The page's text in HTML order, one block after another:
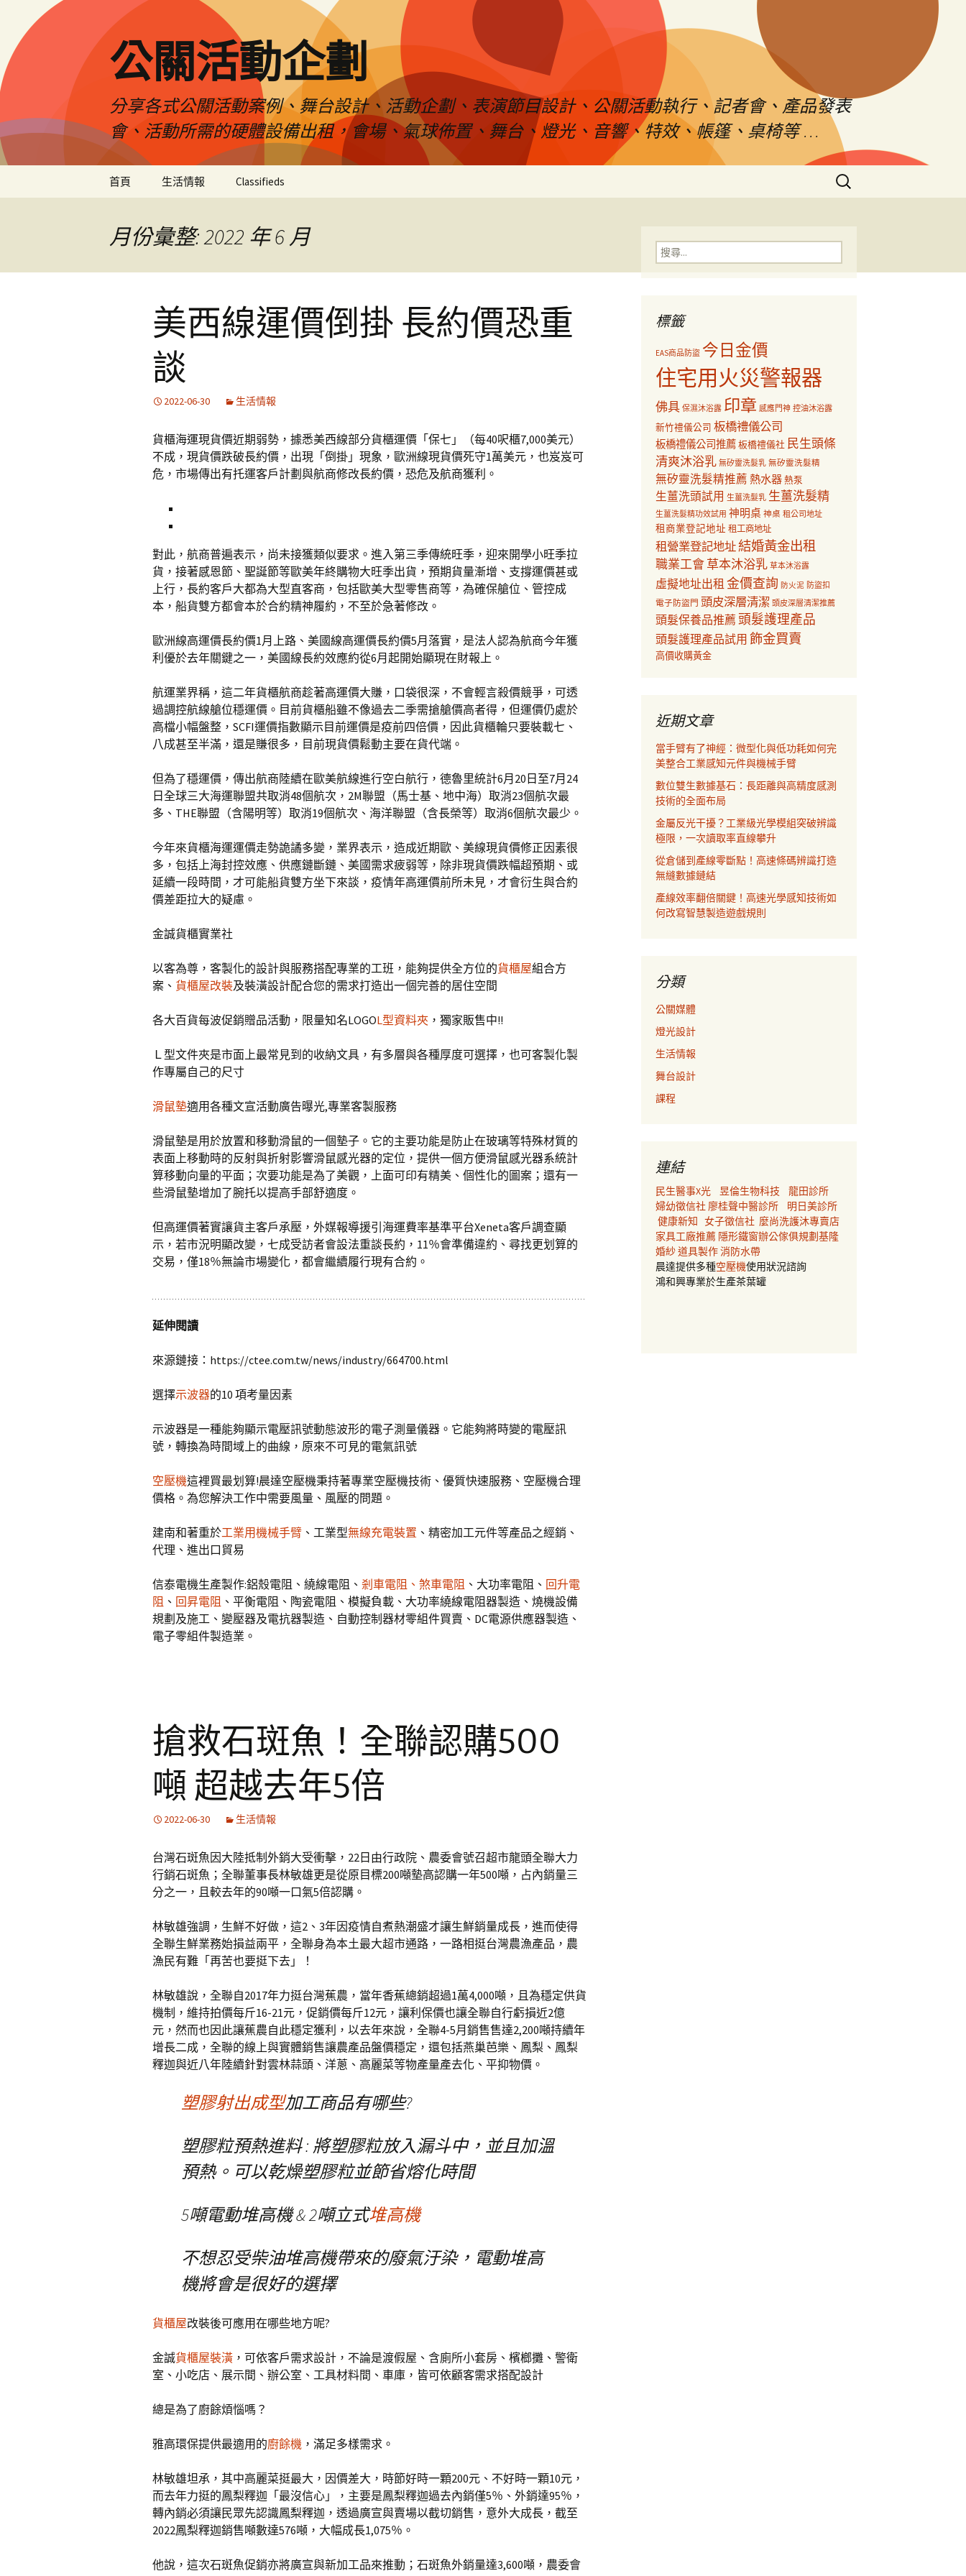
公關活動企劃
分享各式公關活動案例、舞台設計、活動企劃、表演節目設計、公關活動執行、記者會、產品發表
會、活動所需的硬體設備出租，會場、氣球佈置、舞台、燈光、音響、特效、帳篷、桌椅等 …
首頁 生活情報 Classifieds
搜
尋
字:
月份彙整: 2022 年 6 月
美西線運價倒掛 長約價恐重
談
2022-06-30 生活情報
貨櫃海運現貨價近期弱勢，據悉美西線部分貨櫃運價「保七」（每40呎櫃7,000美元）
不成，現貨價跌破長約價，出現「倒掛」現象，歐洲線現貨價死守1萬美元，也岌岌可
危，市場傳出有托運客戶計劃與航商修改長約價，恐危及航商獲利。
對此，航商普遍表示，尚未接獲類似要求。進入第三季傳統旺季，迎來開學小旺季拉
貨，接著感恩節、聖誕節等歐美年終購物大旺季出貨，預期貨量漸增、支撐運價甚或
上行，長約客戶大都為大型直客商，包括歐美大型零售商等，為確保艙位、管控成
本，船貨雙方都會本於合約精神履約，不至於急著修改。
歐洲線高運價長約價1月上路、美國線高運價長約價5月落實，是法人認為航商今年獲
利優於去年關鍵之一，美國線長約效應約從6月起開始顯現在財報上。
航運業界稱，這二年貨櫃航商趁著高運價大賺，口袋很深，不會輕言殺價競爭，可透
過調控航線艙位穩運價。目前貨櫃船雖不像過去二季需搶艙價高者得，但運價仍處於
高檔小幅盤整，SCFI運價指數顯示目前運價是疫前四倍價，因此貨櫃輪只要裝載七、
八成甚至半滿，還是賺很多，目前現貨價鬆動主要在貨代端。
但為了穩運價，傳出航商陸續在歐美航線進行空白航行，德魯里統計6月20日至7月24
日全球三大海運聯盟共取消48個航次，2M聯盟（馬士基、地中海）取消23個航次最
多、THE聯盟（含陽明等）取消19個航次、海洋聯盟（含長榮等）取消6個航次最少。
今年來貨櫃海運運價走勢詭譎多變，業界表示，造成近期歐、美線現貨價修正因素很
多，包括上海封控效應、供應鏈斷鏈、美國需求疲弱等，除非現貨價跌幅超預期、或
延續一段時間，才可能船貨雙方坐下來談，疫情年高運價前所未見，才會衍生與合約
價差距拉大的疑慮。
金誠貨櫃實業社
以客為尊，客製化的設計與服務搭配專業的工班，能夠提供全方位的貨櫃屋組合方
案、 貨櫃屋改裝及裝潢設計配合您的需求打造出一個完善的居住空間
各大百貨每波促銷贈品活動，限量知名LOGOL型資料夾 ，獨家販售中!!
Ｌ型文件夾是市面上最常見到的收納文具，有多層與各種厚度可選擇，也可客製化製
作專屬自己的尺寸
滑鼠墊適用各種文宣活動廣告曝光,專業客製服務
滑鼠墊是用於放置和移動滑鼠的一個墊子。它的主要功能是防止在玻璃等特殊材質的
表面上移動時的反射與折射影響滑鼠感光器的定位，提供一個方便滑鼠感光器系統計
算移動向量的平面；次要功能是為了美觀，上面可印有精美、個性化的圖案；還有一
些滑鼠墊增加了腕托以提高手部舒適度。
但高運價著實讓貨主客戶承壓，外媒報導援引海運費率基準平台Xeneta客戶調查顯
示，若市況明顯改變，七成受訪者會設法重談長約，11％會準備違約、尋找更划算的
交易，僅18％無論市場變化，都會繼續履行現有合約。
延伸閱讀
來源鏈接：https://ctee.com.tw/news/industry/664700.html
選擇示波器的10 項考量因素
示波器是一種能夠顯示電壓訊號動態波形的電子測量儀器。它能夠將時變的電壓訊
號，轉換為時間域上的曲線，原來不可見的電氣訊號
空壓機這裡買最划算!晨達空壓機秉持著專業空壓機技術、優質快速服務、空壓機合理
價格。為您解決工作中需要風量、風壓的問題。
建南和著重於工業用機械手臂 、工業型無線充電裝置 、精密加工元件等產品之經銷、
代理、進出口貿易
信泰電機生產製作:鋁殼電阻、繞線電阻、 剎車電阻、 煞車電阻 、大功率電阻、 回升電
阻 、 回昇電阻 、平衡電阻、陶瓷電阻、模擬負載、大功率繞線電阻器製造、燒機設備
規劃及施工、變壓器及電抗器製造、自動控制器材零組件買賣、DC電源供應器製造、
電子零組件製造業。
搶救石斑魚！全聯認購500
噸 超越去年5倍
2022-06-30 生活情報
台灣石斑魚因大陸抵制外銷大受衝擊，22日由行政院、農委會號召超市龍頭全聯大力
行銷石斑魚；全聯董事長林敏雄更是從原目標200噸墊高認購一年500噸，占內銷量三
分之一，且較去年的90噸一口氣5倍認購。
林敏雄強調，生鮮不好做，這2、3年因疫情自煮熱潮盛才讓生鮮銷量成長，進而使得
全聯生鮮業務始損益兩平，全聯身為本土最大超市通路，一路相挺台灣農漁產品，農
漁民有難「再苦也要挺下去」！
林敏雄說，全聯自2017年力挺台灣蕉農，當年香蕉總銷超過1萬4,000噸，且為穩定供貨
機制，維持拍價每斤16-21元，促銷價每斤12元，讓利保價也讓全聯自行虧損近2億
元，然而也因此讓蕉農自此穩定獲利，以去年來說，全聯4-5月銷售售達2,200噸持續年
增長二成，全聯的線上與實體銷售讓農產品盤價穩定，還包括燕巢芭樂、鳳梨、鳳梨
釋迦與近八年陸續針對雲林蒜頭、洋蔥、高麗菜等物產量產去化、平抑物價。
塑膠射出成型加工商品有哪些?
塑膠粒預熱進料 : 將塑膠粒放入漏斗中，並且加溫
預熱。可以乾燥塑膠粒並節省熔化時間
5噸電動堆高機 & 2噸立式堆高機
不想忍受柴油堆高機帶來的廢氣汙染，電動堆高
機將會是很好的選擇
貨櫃屋改裝後可應用在哪些地方呢?
金誠貨櫃屋裝潢 ，可依客戶需求設計，不論是渡假屋、含廁所小套房、檳榔攤、警衛
室、小吃店、展示間、辦公室、工具材料間、車庫，皆可依顧客需求搭配設計
總是為了廚餘煩惱嗎？
雅高環保提供最適用的廚餘機 ，滿足多樣需求。
林敏雄坦承，其中高麗菜挺最大，因價差大，時節好時一顆200元、不好時一顆10元，
而去年力挺的鳳梨釋迦「最沒信心」，主要是鳳梨釋迦過去內銷僅5％、外銷達95％，
轉內銷必須讓民眾先認識鳳梨釋迦，透過廣宣與賣場以截切銷售，意外大成長，截至
2022鳳梨釋迦銷售噸數達576噸，大幅成長1,075％。
他說，這次石斑魚促銷亦將廣宣與新加工品來推動；石斑魚外銷量達3,600噸，農委會
搜
尋
標籤
EAS商品防盜 今日金價
住宅用火災警報器
佛具 保濕沐浴露 印章 感應門神 控油沐浴露
新竹禮儀公司 板橋禮儀公司
板橋禮儀公司推薦板橋禮儀社 民生頭條
清爽沐浴乳 無矽靈洗髮乳 無矽靈洗髮精
無矽靈洗髮精推薦 熱水器 熱泵
生薑洗頭試用 生薑洗髮乳 生薑洗髮精
生薑洗髮精功效試用 神明桌 神桌 租公司地址
租商業登記地址 租工商地址
租營業登記地址結婚黃金出租
職業工會草本沐浴乳 草本沐浴露
虛擬地址出租 金價查詢 防火泥 防盜扣
電子防盜門 頭皮深層清潔 頭皮深層清潔推薦
頭髮保養品推薦 頭髮護理產品
頭髮護理產品試用 飾金買賣
高價收購黃金
近期文章
當手臂有了神經：微型化與低功耗如何完
美整合工業感知元件與機械手臂
數位雙生數據基石：長距離與高精度感測
技術的全面布局
金屬反光干擾？工業級光學模組突破辨識
極限，一次讀取率直線攀升
從倉儲到產線零斷點！高速條碼辨識打造
無縫數據鏈結
產線效率翻倍關鍵！高速光學感知技術如
何改寫智慧製造遊戲規則
分類
公關媒體
燈光設計
生活情報
舞台設計
課程
連結
民生醫事X光 昱倫生物科技
龍田診所
婦幼徵信社 廖桂聲中醫診所
明日美診所
健康新知 女子徵信社 麼尚洗護沐專賣店
家具工廠推薦 隱形鐵窗辦公傢俱規劃基隆
婚紗道具製作消防水帶
晨達提供多種空壓機使用狀況諮詢
鴻和興專業於生產茶葉罐